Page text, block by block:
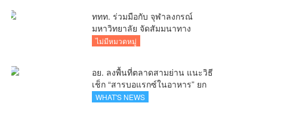
ททท. ร่วมมือกับ จุฬาลงกรณ์
มหาวิทยาลัย จัดสัมมนาทาง
วิชาการและการตลาดเชิงรุกแนะ
“ขายได้ ขายดี ขายนาน”
ไม่มีหมวดหมู่
อย. ลงพื้นที่ตลาดสามย่าน แนะวิธี
เช็ก “สารบอแรกซ์ในอาหาร” ยก
ระดับตลาดสดปลอดภัยเพื่อผู้
WHAT'S NEWS